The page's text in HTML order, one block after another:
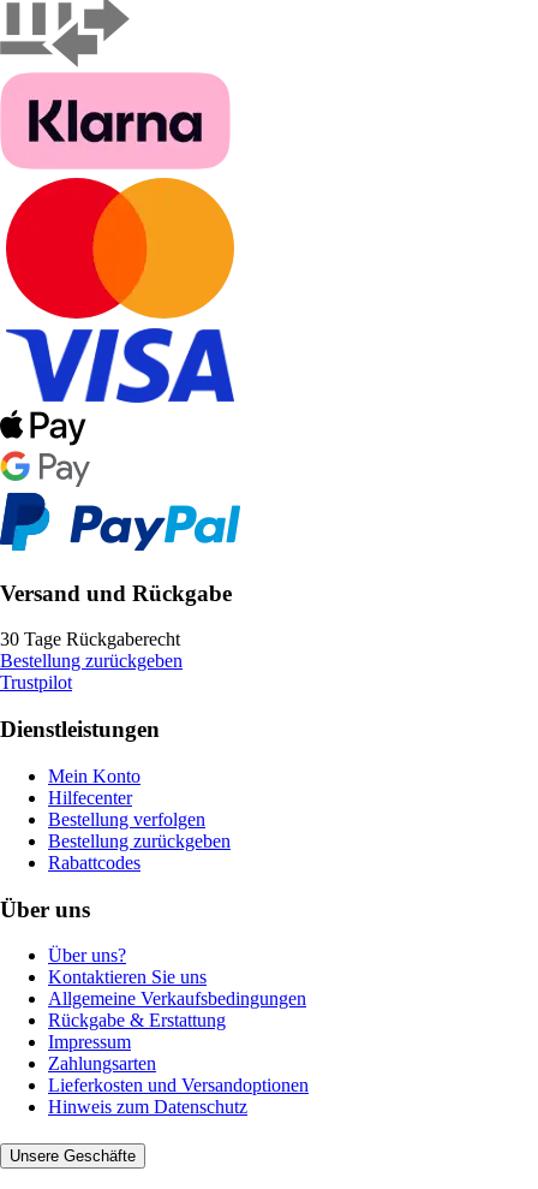
Versand und Rückgabe
30 Tage Rückgaberecht
Bestellung zurückgeben
Trustpilot
Dienstleistungen
Mein Konto
Hilfecenter
Bestellung verfolgen
Bestellung zurückgeben
Rabattcodes
Über uns
Über uns?
Kontaktieren Sie uns
Allgemeine Verkaufsbedingungen
Rückgabe & Erstattung
Impressum
Zahlungsarten
Lieferkosten und Versandoptionen
Hinweis zum Datenschutz
Unsere Geschäfte